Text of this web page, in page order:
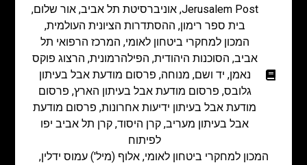
Jerusalem Post
,אוניברסיטת תל אביב,אור שלום,
בית ספר רימון, ההסתדרות הציונית העולמית,
המכון למחקרי ביטחון לאומי, המרכז הרפואי תל
אביב, הסוכנות היהודית, הפילהרמונית, הרצוג פוקס
נאמן, יד ושם, מנוחה, פרסום מודעת אבל בעיתון
גלובס, פרסום מודעת אבל בעיתון הארץ, פרסום
מודעת אבל בעיתון ידיעות אחרונות, פרסום מודעת
אבל בעיתון מעריב, קרן היסוד, קרן תל אביב יפו
לפיתוח
המכון למחקרי ביטחון לאומי, אלוף (מיל') עמוס ידלין,